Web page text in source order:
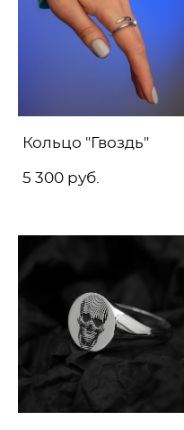
Кольцо "Гвоздь"
5 300 pуб.